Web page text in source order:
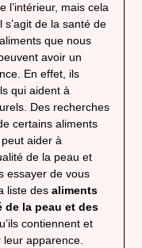
l’intérieur, mais cela
s’agit de la santé de
que nous
avoir un
En effet, ils
qui aident à
Des recherches
certains aliments
aider à
de la peau et
essayer de vous
liste des aliments
de la peau et des
contiennent et
apparence.